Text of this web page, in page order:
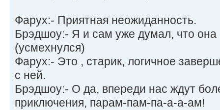
Фарух:- Приятная неожиданность.
Брэдшоу:- Я и сам уже думал, что она
(усмехнулся)
Фарух:- Это , старик, логичное
с ней.
Брэдшоу:- О да, впереди нас ждут
приключения, парам-пам-па-а-а-ам!